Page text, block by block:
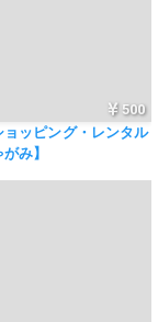
500
ョッピング・レンタル
み】